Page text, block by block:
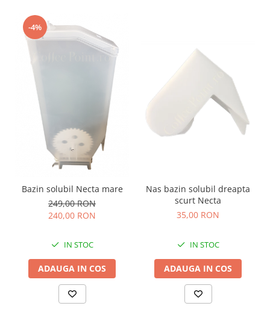
-4%
Bazin solubil Necta mare
249,00 RON
240,00 RON
IN STOC
ADAUGA IN COS
Nas bazin solubil dreapta
scurt Necta
35,00 RON
IN STOC
ADAUGA IN COS